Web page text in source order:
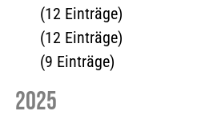
(12 Einträge)
(12 Einträge)
(9 Einträge)
2025